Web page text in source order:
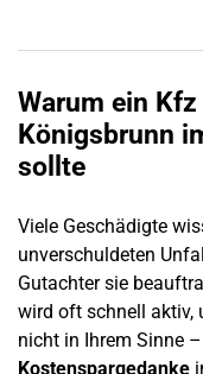
Warum ein
Königsbrunn
sollte
Viele Geschädigte
unverschuldeten
Gutachter sie
wird oft schnell aktiv,
nicht in Ihrem Sinne
Kostenspargedanke